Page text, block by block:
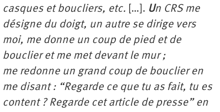
casques et boucliers, etc. […]. Un CRS me
désigne du doigt, un autre se dirige vers
moi, me donne un coup de pied et de
bouclier et me met devant le mur ;
me redonne un grand coup de bouclier en
me disant : “Regarde ce que tu as fait, tu es
content ? Regarde cet article de presse” en